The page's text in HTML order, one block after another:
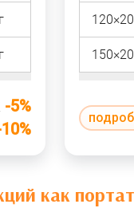
-5%
как